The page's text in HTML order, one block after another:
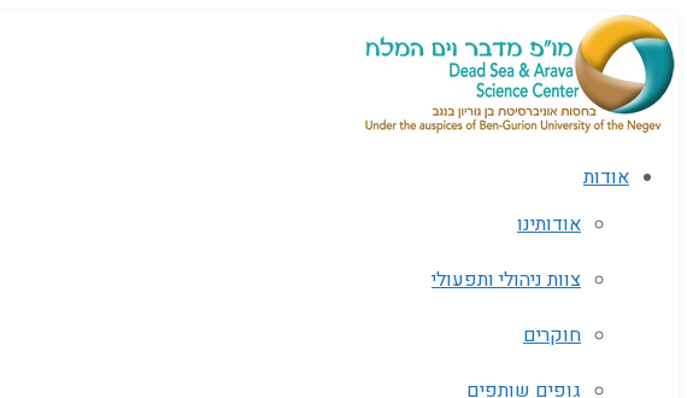
אודות
אודותינו
צוות ניהולי ותפעולי
חוקרים
גופים שותפים‬